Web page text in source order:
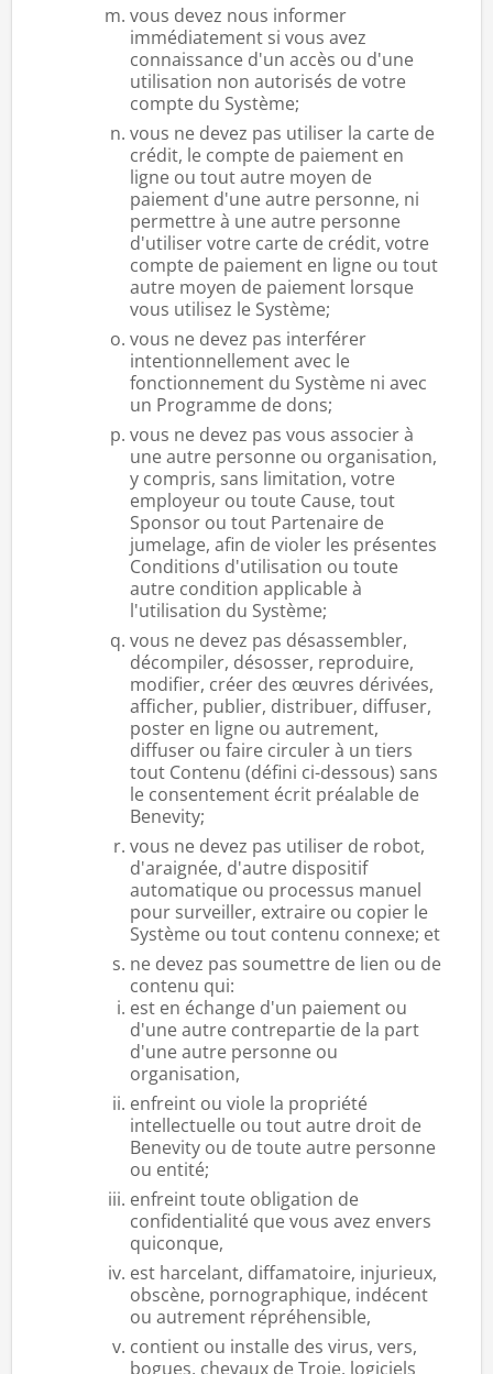
vous devez nous informer
immédiatement si vous avez
connaissance d'un accès ou d'une
utilisation non autorisés de votre
compte du Système;
vous ne devez pas utiliser la carte de
crédit, le compte de paiement en
ligne ou tout autre moyen de
paiement d'une autre personne, ni
permettre à une autre personne
d'utiliser votre carte de crédit, votre
compte de paiement en ligne ou tout
autre moyen de paiement lorsque
vous utilisez le Système;
vous ne devez pas interférer
intentionnellement avec le
fonctionnement du Système ni avec
un Programme de dons;
vous ne devez pas vous associer à
une autre personne ou organisation,
y compris, sans limitation, votre
employeur ou toute Cause, tout
Sponsor ou tout Partenaire de
jumelage, afin de violer les présentes
Conditions d'utilisation ou toute
autre condition applicable à
l'utilisation du Système;
vous ne devez pas désassembler,
décompiler, désosser, reproduire,
modifier, créer des œuvres dérivées,
afficher, publier, distribuer, diffuser,
poster en ligne ou autrement,
diffuser ou faire circuler à un tiers
tout Contenu (défini ci-dessous) sans
le consentement écrit préalable de
Benevity;
vous ne devez pas utiliser de robot,
d'araignée, d'autre dispositif
automatique ou processus manuel
pour surveiller, extraire ou copier le
Système ou tout contenu connexe; et
ne devez pas soumettre de lien ou de
contenu qui:
est en échange d'un paiement ou
d'une autre contrepartie de la part
d'une autre personne ou
organisation,
enfreint ou viole la propriété
intellectuelle ou tout autre droit de
Benevity ou de toute autre personne
ou entité;
enfreint toute obligation de
confidentialité que vous avez envers
quiconque,
est harcelant, diffamatoire, injurieux,
obscène, pornographique, indécent
ou autrement répréhensible,
contient ou installe des virus, vers,
bogues, chevaux de Troie, logiciels